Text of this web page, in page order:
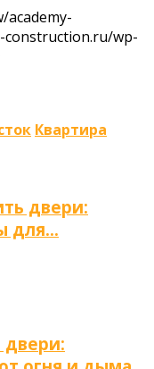
academy-
construction.ru/wp-
Квартира
двери:
для…